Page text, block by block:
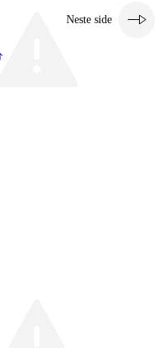
Neste side